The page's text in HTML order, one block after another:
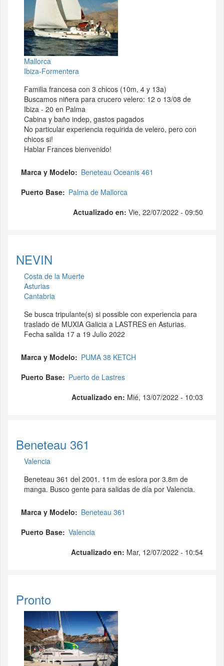
Mallorca
Ibiza-Formentera
Familia francesa con 3 chicos (10m, 4 y 13a)
Buscamos niñera para crucero velero: 12 o 13/08 de
Ibiza - 20 en Palma
Cabina y baño indep, gastos pagados
No particular experiencia requirida de velero, pero con
chicos si!
Hablar Frances bienvenido!
Marca y Modelo
Beneteau Oceanis 461
Puerto Base
Palma de Mallorca
Actualizado en: Vie, 22/07/2022 - 09:50
NEVIN
Costa de la Muerte
Asturias
Cantabria
Se busca tripulante(s) si possible con experiencia para
traslado de MUXIA Galicia a LASTRES en Asturias.
Fecha salida 17 a 19 Julio 2022
Marca y Modelo
PUMA 38 KETCH
Puerto Base
Puerto de Lastres
Actualizado en: Mié, 13/07/2022 - 10:03
Beneteau 361
Valencia
Beneteau 361 del 2001. 11m de eslora por 3.8m de
manga. Busco gente para salidas de día por Valencia.
Marca y Modelo
Beneteau 361
Puerto Base Valencia
Actualizado en: Mar, 12/07/2022 - 10:54
Pronto